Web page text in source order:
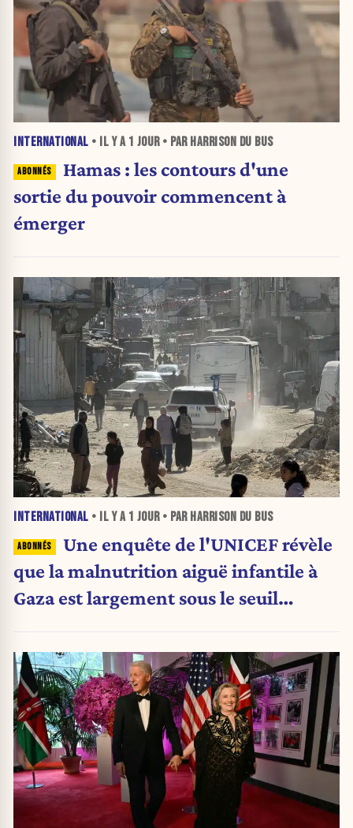
INTERNATIONAL • IL Y A 1 JOUR• PAR HARRISON DU BUS
Hamas : les contours d'une
sortie du pouvoir commencent à
émerger
INTERNATIONAL • IL Y A 1 JOUR• PAR HARRISON DU BUS
Une enquête de l'UNICEF révèle
que la malnutrition aiguë infantile à
Gaza est largement sous le seuil